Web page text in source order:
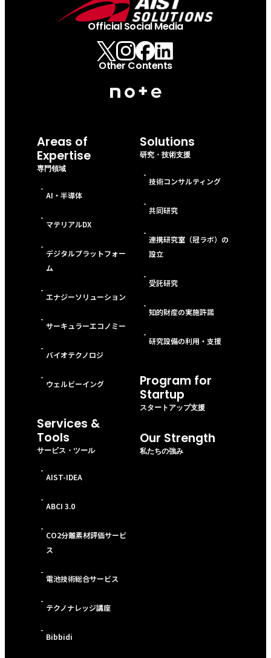
Official Social Media
Other Contents
Areas of
Expertise
専門領域
-
AI・半導体
-
マテリアルDX
-
デジタルプラットフォー
ム
-
エナジーソリューション
-
サーキュラーエコノミー
-
バイオテクノロジ
-
ウェルビーイング
Services &
Tools
サービス・ツール
-
AIST-IDEA
-
ABCI 3.0
-
CO2分離素材評価サービ
ス
-
電池技術総合サービス
-
テクノナレッジ講座
-
Bibbidi
Solutions
研究・技術支援
-
技術コンサルティング
-
共同研究
-
連携研究室（冠ラボ）の
設立
-
受託研究
-
知的財産の実施許諾
-
研究設備の利用・支援
Program for
Startup
スタートアップ支援
Our Strength
私たちの強み